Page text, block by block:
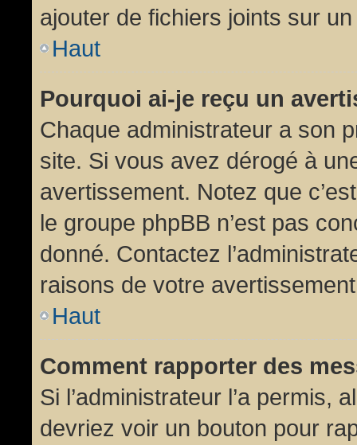
ajouter de fichiers joints sur
Haut
Pourquoi ai-je reçu un
Chaque administrateur a son
site. Si vous avez dérogé à
avertissement. Notez que
le groupe phpBB n’est pas
donné. Contactez
raisons de votre
Haut
Comment rapporter des
Si l’administrateur l’a permis,
devriez voir un bouton pour